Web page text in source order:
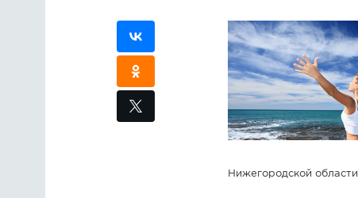
Нижегородской области.